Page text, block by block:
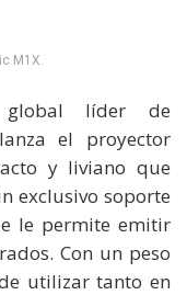
M1X.
global líder de
el proyector
y liviano que
exclusivo soporte
le permite emitir
Con un peso
utilizar tanto en